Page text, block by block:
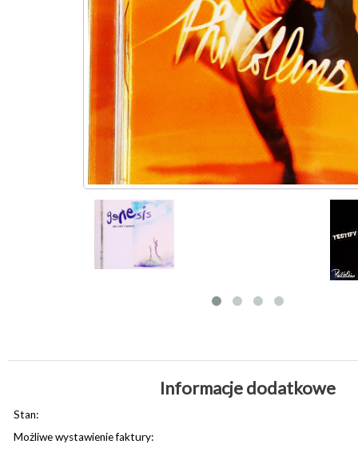
Informacje dodatkowe
Stan:
Możliwe wystawienie faktury: